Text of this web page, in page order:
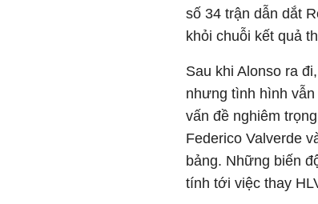
số 34 trận dẫn dắt
khỏi chuỗi kết quả
Sau khi Alonso ra
nhưng tình hình
vấn đề nghiêm
Federico Valverde
bảng. Những biến
tính tới việc thay